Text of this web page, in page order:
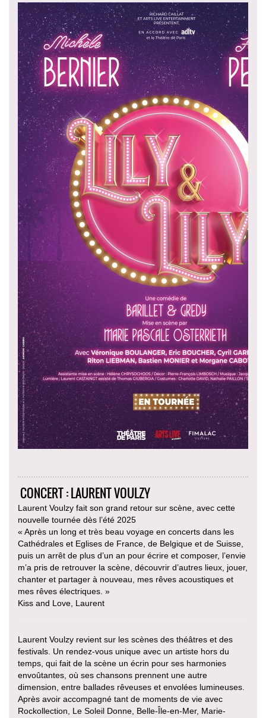
CONCERT : LAURENT VOULZY
Laurent Voulzy fait son grand retour sur scène, avec cette
nouvelle tournée dès l’été 2025
« Après un long et très beau voyage en concerts dans les
Cathédrales et Eglises de France, de Belgique et de Suisse,
puis un arrêt de plus d’un an pour écrire et composer, l’envie
m’a pris de retrouver la scène, découvrir d’autres lieux, jouer,
chanter et partager à nouveau, mes rêves acoustiques et
mes rêves électriques. »
Kiss and Love, Laurent
Laurent Voulzy revient sur les scènes des théâtres et des
festivals. Un rendez-vous unique avec un artiste hors du
temps, qui fait de la scène un écrin pour ses harmonies
envoûtantes, où ses chansons prennent une autre
dimension, entre ballades rêveuses et envolées lumineuses.
Après avoir accompagné tant de moments de vie avec
Rockollection, Le Soleil Donne, Belle-Île-en-Mer, Marie-